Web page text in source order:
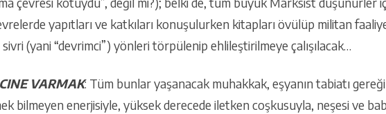
yapıtları ve katkıları konuşulurken kitapları övülüp militan
(yani “devrimci”) yönleri törpülenip ehlileştirilmeye çalışılacak…
VARMAK: Tüm bunlar yaşanacak muhakkak, eşyanın tabiatı
bilmeyen enerjisiyle, yüksek derecede iletken coşkusuyla, neşesi ve